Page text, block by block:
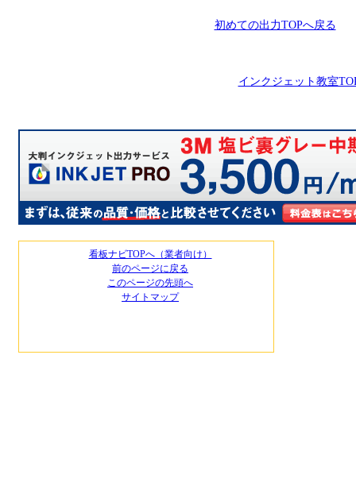
初めての出力TOPへ戻る
インクジェット教室
看板ナビTOPへ（業者向け）
前のページに戻る
このページの先頭へ
サイトマップ